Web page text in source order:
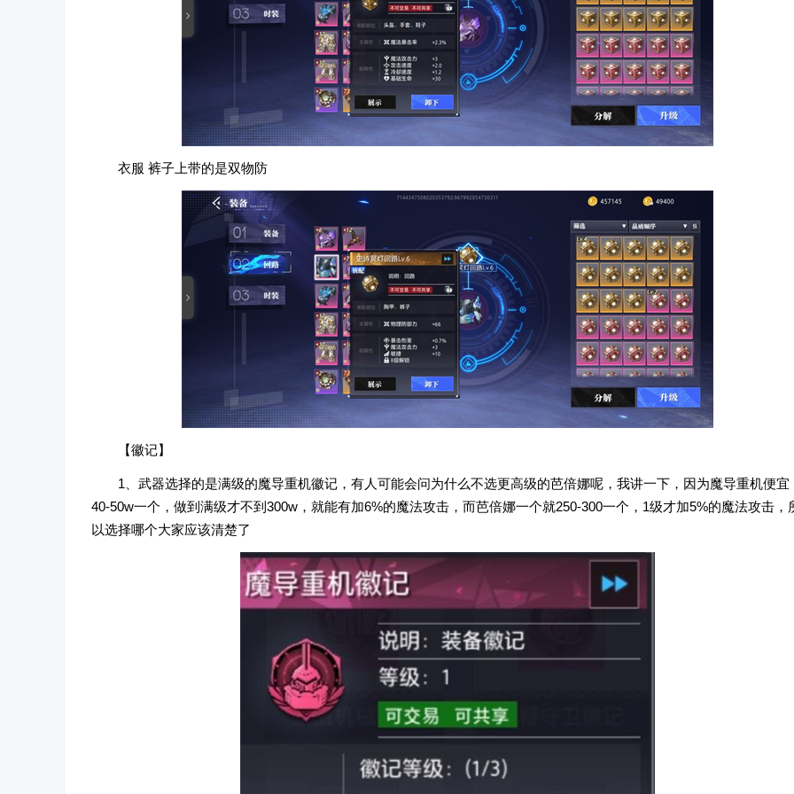
衣服 裤子上带的是双物防
【徽记】
1、武器选择的是满级的魔导重机徽记，有人可能会问为什么不选更高级的芭倍娜呢，我讲一下，因为魔导重机便宜
40-50w一个，做到满级才不到300w，就能有加6%的魔法攻击，而芭倍娜一个就250-300一个，1级才加5%的魔法攻击，
以选择哪个大家应该清楚了